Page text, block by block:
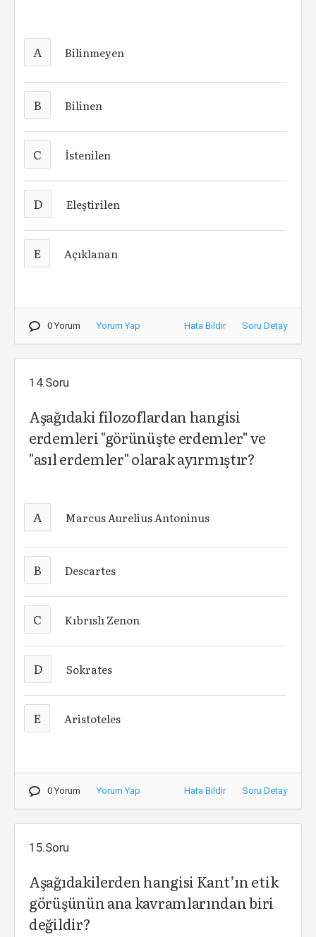
A Bilinmeyen
B Bilinen
C İstenilen
D Eleştirilen
E Açıklanan
0 Yorum Yorum Yap Hata Bildir Soru Detay
14.Soru
Aşağıdaki filozoflardan hangisi
erdemleri "görünüşte erdemler" ve
"asıl erdemler" olarak ayırmıştır?
A Marcus Aurelius Antoninus
B Descartes
C Kıbrıslı Zenon
D Sokrates
E Aristoteles
0 Yorum Yorum Yap Hata Bildir Soru Detay
15.Soru
Aşağıdakilerden hangisi Kant’ın etik
görüşünün ana kavramlarından biri
değildir?